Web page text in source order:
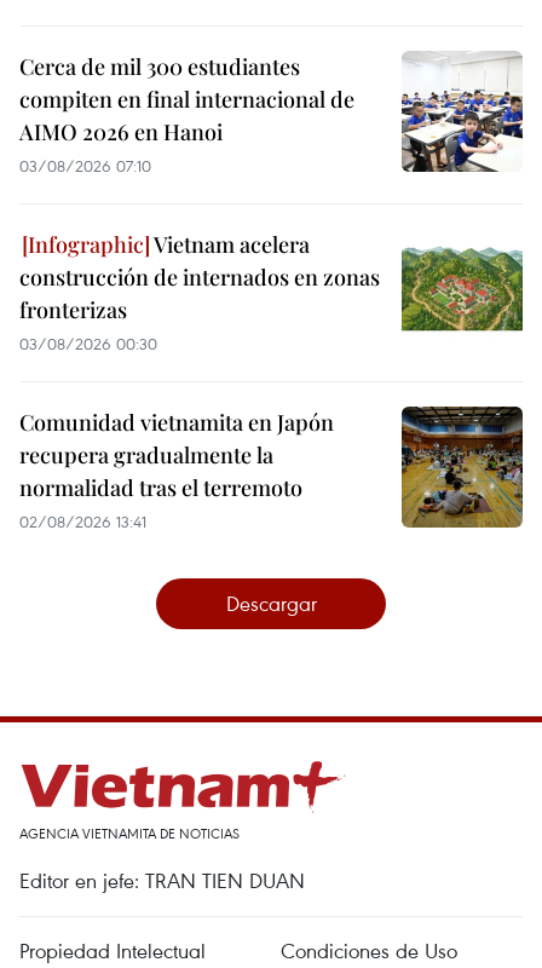
Cerca de mil 300 estudiantes
compiten en final internacional de
AIMO 2026 en Hanoi
03/08/2026 07:10
Vietnam acelera
construcción de internados en zonas
fronterizas
03/08/2026 00:30
Comunidad vietnamita en Japón
recupera gradualmente la
normalidad tras el terremoto
02/08/2026 13:41
Descargar
AGENCIA VIETNAMITA DE NOTICIAS
Editor en jefe: TRAN TIEN DUAN
Propiedad Intelectual Condiciones de Uso